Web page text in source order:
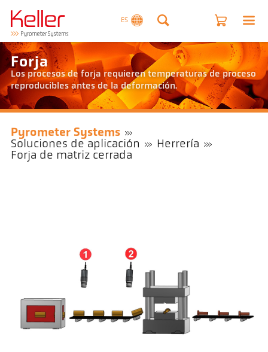
ES
Forja
Los procesos de forja requieren temperaturas de proceso
reproducibles antes de la deformación.
Pyrometer Systems
Soluciones de aplicación
Herrería
Forja de matriz cerrada